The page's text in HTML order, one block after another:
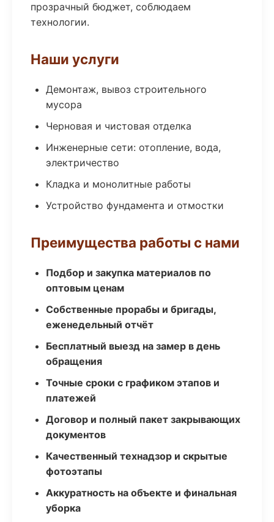
прозрачный бюджет, соблюдаем
технологии.
Наши услуги
Демонтаж, вывоз строительного
мусора
Черновая и чистовая отделка
Инженерные сети: отопление, вода,
электричество
Кладка и монолитные работы
Устройство фундамента и отмостки
Преимущества работы с нами
Подбор и закупка материалов по
оптовым ценам
Собственные прорабы и бригады,
еженедельный отчёт
Бесплатный выезд на замер в день
обращения
Точные сроки с графиком этапов и
платежей
Договор и полный пакет закрывающих
документов
Качественный технадзор и скрытые
фотоэтапы
Аккуратность на объекте и финальная
уборка